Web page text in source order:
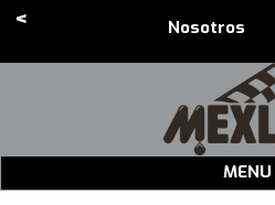
< Nosotros
MENU